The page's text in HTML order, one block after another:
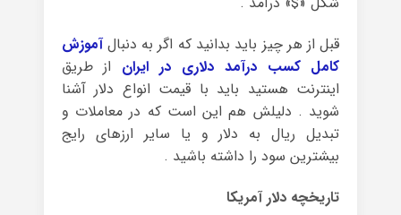
قبل از هر چیز باید بدانید که اگر به دنبالآموزش
کامل کسب درآمد دلاری در ایران از طریق
اینترنت هستید باید با قیمت انواع دلار آشنا
شوید . دلیلش هم این است که در معاملات و
تبدیل ریال به دلار و یا سایر ارزهای رایج
بیشترین سود را داشته باشید .
تاریخچه دلار آمریکا